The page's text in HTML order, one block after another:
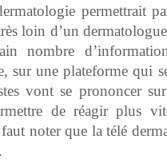
permettrait
loin d’un
nombre
sur une plateforme qui
vont se prononcer
de réagir plus
noter que la télé